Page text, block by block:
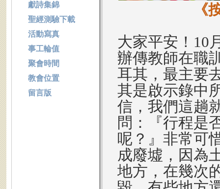
《
大家平安！10
辦傳教師在職
耳其，最主要
其是啟示錄中
信，我們這趟
問：『行程是
呢？』非常可
成廢墟，因為
地方，在幾次
獻詩集錦
聖經測驗下載
活動寫真
事工輪值
聚會時間
教會位置
留言版